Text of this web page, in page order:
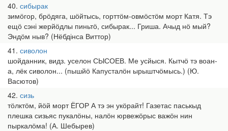
40 сибырак
зимӧгор, брӧдяга, шӧйтысь, горттӧм-овмӧстӧм морт Катя. Тэ
ещӧ сэні жерйӧдлы пиньтӧ, сибырак... Гриша. Ачыд нӧ мый?
Эндӧм ныв? (Нёбдінса Виттор)
41 сиволон
шойданник, видз. уселон СЫСОЕВ. Ме усйыся. Кытчӧ тэ воан-
а, лёк сиволон... (пышйӧ Капусталӧн ырыштчӧмысь.) (Ю.
Васютов)
42 сизь
тӧлктӧм, йӧй морт ЁГОР А тэ эн укӧрайт! Газетас паськыд
плешка сизьяс пукалӧны, налӧн юрвежӧрыс важӧн нин
пыркалӧма! (А. Шебырев)